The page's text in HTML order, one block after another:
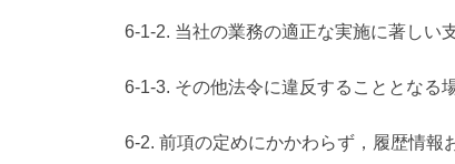
6-1-2. 当社の業務の適正な実施に著しい
6-1-3. その他法令に違反することとなる
6-2. 前項の定めにかかわらず，履歴情報